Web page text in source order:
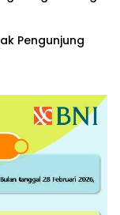
Pengunjung